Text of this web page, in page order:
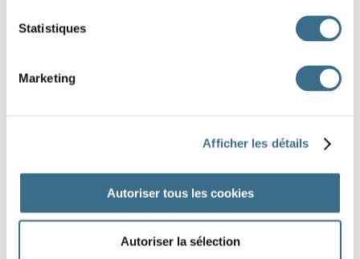
Statistiques
Marketing
Afficher les détails
Autoriser tous les cookies
Autoriser la sélection